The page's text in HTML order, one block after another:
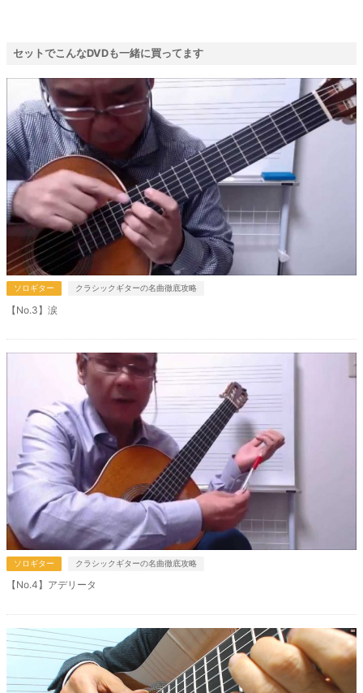
セットでこんなDVDも一緒に買ってます
ソロギター クラシックギターの名曲徹底攻略
【No.3】涙
ソロギター クラシックギターの名曲徹底攻略
【No.4】アデリータ